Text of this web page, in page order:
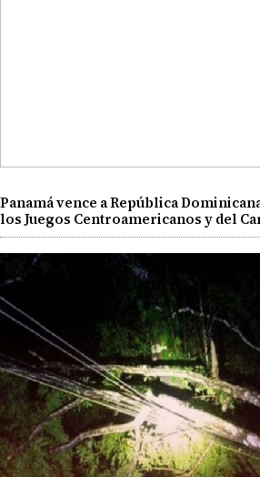
Panamá vence a República
los Juegos Centroamericanos y del